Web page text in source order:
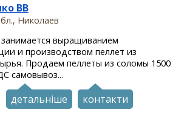
ВВ
Николаев
выращиванием
и производством пеллет из
Продаем пеллеты из соломы 1500
самовывоз...
детальніше контакти